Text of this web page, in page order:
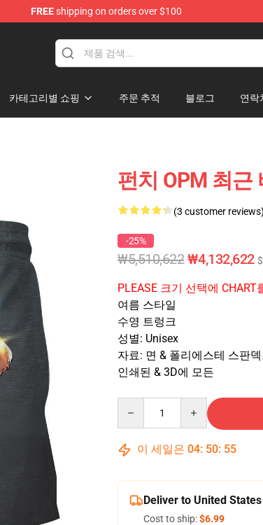
FREEshipping on orders over $100
카테고리별 쇼핑 주문 추적 블로그 연락
펀치 OPM 최근
(3 customer
-25%
₩5,510,622 ₩4,132,622
PLEASE 크기 선택에
여름 스타일
수영 트렁크
성별: Unisex
자료: 면 & 폴리에스테 스판
인쇄된 & 3D에 모든
이 세일은 04: 50: 55
Deliver to United States
Cost to ship:$6.99